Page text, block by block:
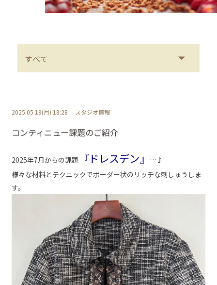
2025.05.19(月) 18:28 スタジオ情報
コンティニュー課題のご紹介
2025年7月からの課題 『ドレスデン』
…♪
様々な材料とテクニックでボーダー状のリッチな刺しゅうしま
す。